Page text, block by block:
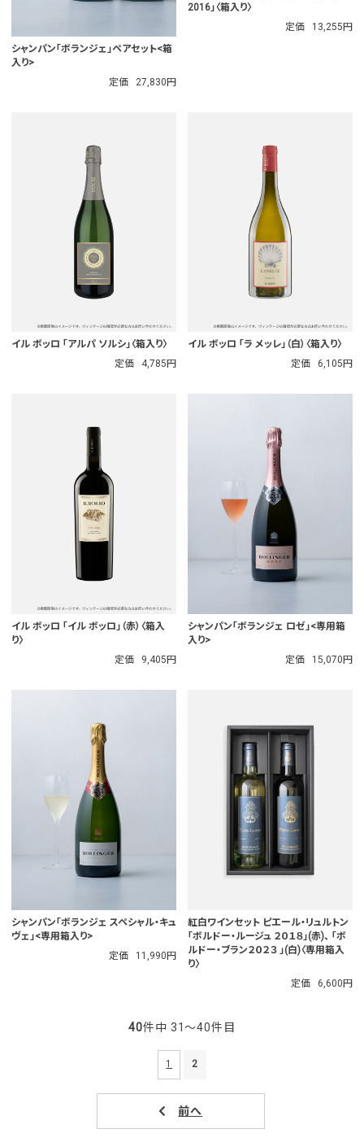
シャンパン「ボランジェ」ペアセット<箱
入り>
定価
27,830円
2016」〈箱入り〉
定価
13,255円
イル ボッロ 「アルパ ソルシ」〈箱入り〉
定価
4,785円
イル ボッロ 「ラ メッレ」（白）〈箱入り〉
定価
6,105円
イル ボッロ 「イル ボッロ」（赤）〈箱入
り〉
定価
9,405円
シャンパン「ボランジェ ロゼ」<専用箱
入り>
定価
15,070円
シャンパン「ボランジェ スペシャル・キュ
ヴェ」<専用箱入り>
定価
11,990円
紅白ワインセット ピエール・リュルトン
「ボルドー・ルージュ ２０１８」(赤)、 「ボ
ルドー・ブラン２０２３ 」(白)〈専用箱入
り〉
定価
6,600円
40件中 31〜40件目
1 2